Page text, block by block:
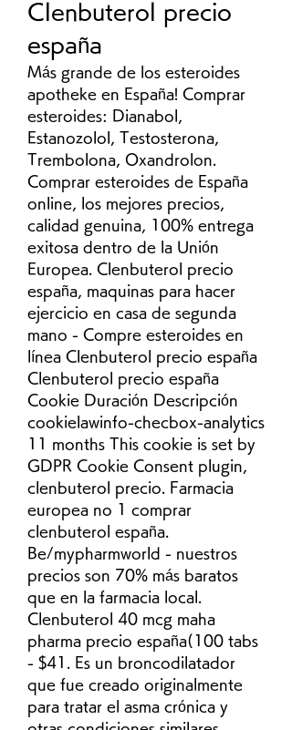
Clenbuterol precio
españa
Más grande de los esteroides
apotheke en España! Comprar
esteroides: Dianabol,
Estanozolol, Testosterona,
Trembolona, Oxandrolon.
Comprar esteroides de España
online, los mejores precios,
calidad genuina, 100% entrega
exitosa dentro de la Unión
Europea. Clenbuterol precio
españa, maquinas para hacer
ejercicio en casa de segunda
mano - Compre esteroides en
línea Clenbuterol precio españa
Clenbuterol precio españa
Cookie Duración Descripción
cookielawinfo-checbox-analytics
11 months This cookie is set by
GDPR Cookie Consent plugin,
clenbuterol precio. Farmacia
europea no 1 comprar
clenbuterol españa.
Be/mypharmworld - nuestros
precios son 70% más baratos
que en la farmacia local.
Clenbuterol 40 mcg maha
pharma precio españa(100 tabs
- $41. Es un broncodilatador
que fue creado originalmente
para tratar el asma crónica y